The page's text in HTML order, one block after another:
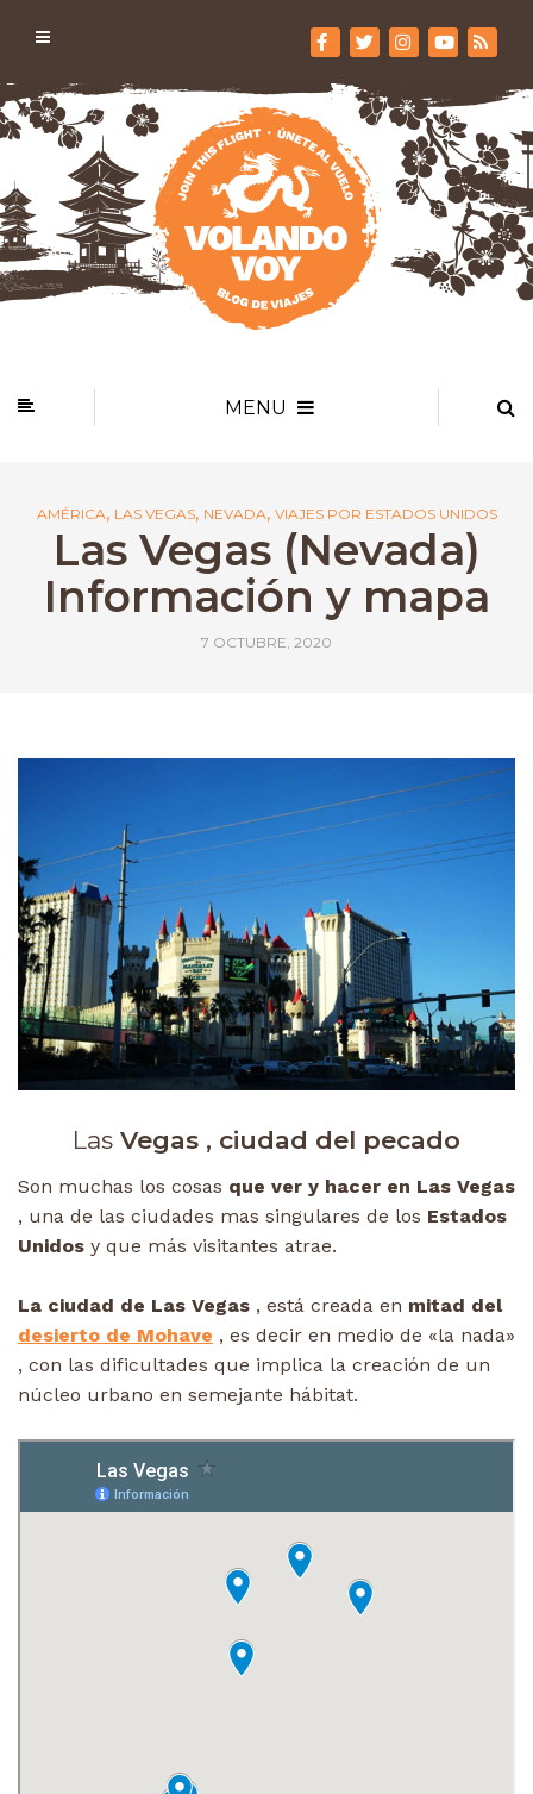
MENU
AMÉRICA, LAS VEGAS, NEVADA, VIAJES POR ESTADOS UNIDOS
Las Vegas (Nevada)
Información y mapa
7 OCTUBRE, 2020
Las Vegas , ciudad del pecado
Son muchas los cosas que ver y hacer en Las Vegas
, una de las ciudades mas singulares de los Estados
Unidos y que más visitantes atrae.
La ciudad de Las Vegas , está creada en mitad del
desierto de Mohave , es decir en medio de «la nada»
, con las dificultades que implica la creación de un
núcleo urbano en semejante hábitat.